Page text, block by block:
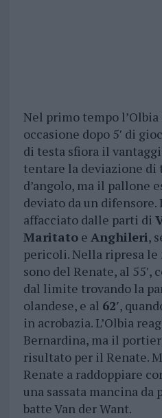
Nel primo tempo l’Olbia
occasione dopo 5′ di
di testa sfiora il
tentare la deviazione di
d’angolo, ma il pallone
deviato da un difensore.
affacciato dalle parti di
Maritatoe Anghileri,
pericoli. Nella ripresa
sono del Renate, al 55′,
dal limite trovando la
olandese, e al 62′,
in acrobazia. L’Olbia
Bernardina, ma il
risultato per il Renate.
Renate a raddoppiare
una sassata mancina
batte Van der Want.